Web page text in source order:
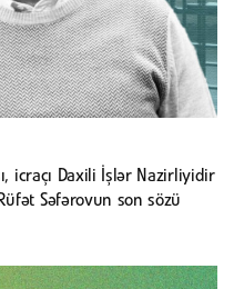
icraçı Daxili İşlər Nazirliyidir
Səfərovun son sözü